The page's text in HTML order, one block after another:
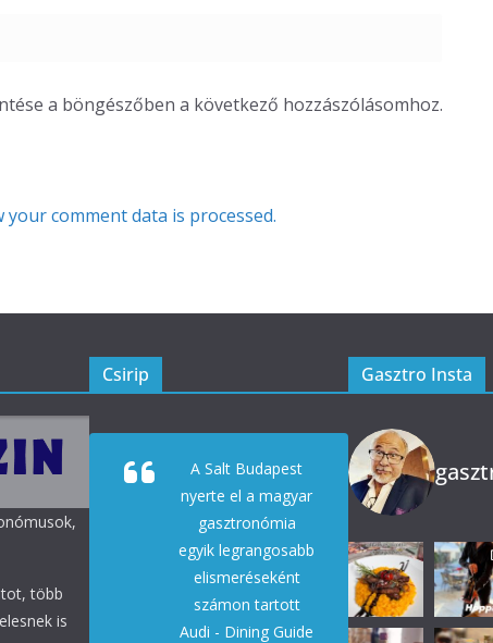
a böngészőben a következő hozzászólásomhoz.
your comment data is processed.
több
is
Csirip
A Salt Budapest
nyerte el a magyar
gasztronómia
egyik legrangosabb
elismeréseként
számon tartott
Audi - Dining Guide
Gasztro Insta